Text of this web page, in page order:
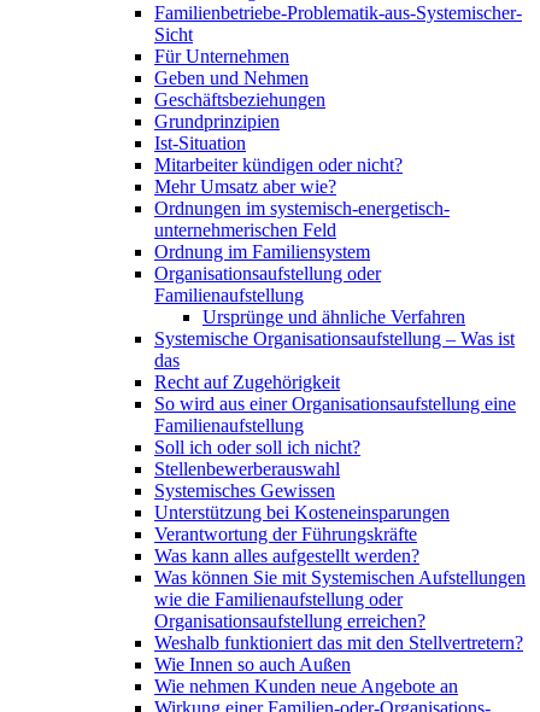
Familienbetriebe-Problematik-aus-Systemischer-
Sicht
Für Unternehmen
Geben und Nehmen
Geschäftsbeziehungen
Grundprinzipien
Ist-Situation
Mitarbeiter kündigen oder nicht?
Mehr Umsatz aber wie?
Ordnungen im systemisch-energetisch-
unternehmerischen Feld
Ordnung im Familiensystem
Organisationsaufstellung oder
Familienaufstellung
Ursprünge und ähnliche Verfahren
Systemische Organisationsaufstellung – Was ist
das
Recht auf Zugehörigkeit
So wird aus einer Organisationsaufstellung eine
Familienaufstellung
Soll ich oder soll ich nicht?
Stellenbewerberauswahl
Systemisches Gewissen
Unterstützung bei Kosteneinsparungen
Verantwortung der Führungskräfte
Was kann alles aufgestellt werden?
Was können Sie mit Systemischen Aufstellungen
wie die Familienaufstellung oder
Organisationsaufstellung erreichen?
Weshalb funktioniert das mit den Stellvertretern?
Wie Innen so auch Außen
Wie nehmen Kunden neue Angebote an
Wirkung einer Familien-oder-Organisations-